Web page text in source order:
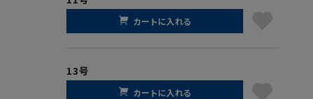
カートに入れる
13号
カートに入れる